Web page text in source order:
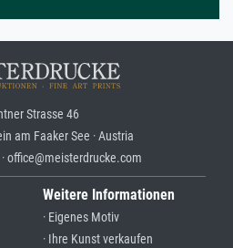
Strasse 46
am Faaker See · Austria
office@meisterdrucke.com
Weitere Informationen
· Eigenes Motiv
· Ihre Kunst verkaufen